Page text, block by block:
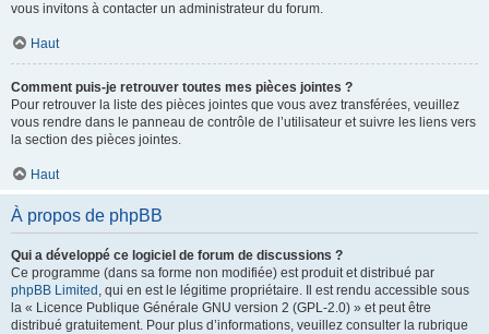
vous invitons à contacter un administrateur du forum.
Haut
Comment puis-je retrouver toutes mes pièces jointes ?
Pour retrouver la liste des pièces jointes que vous avez transférées, veuillez
vous rendre dans le panneau de contrôle de l’utilisateur et suivre les liens vers
la section des pièces jointes.
Haut
À propos de phpBB
Qui a développé ce logiciel de forum de discussions ?
Ce programme (dans sa forme non modifiée) est produit et distribué par
phpBB Limited , qui en est le légitime propriétaire. Il est rendu accessible sous
la « Licence Publique Générale GNU version 2 (GPL-2.0) » et peut être
distribué gratuitement. Pour plus d’informations, veuillez consulter la rubrique